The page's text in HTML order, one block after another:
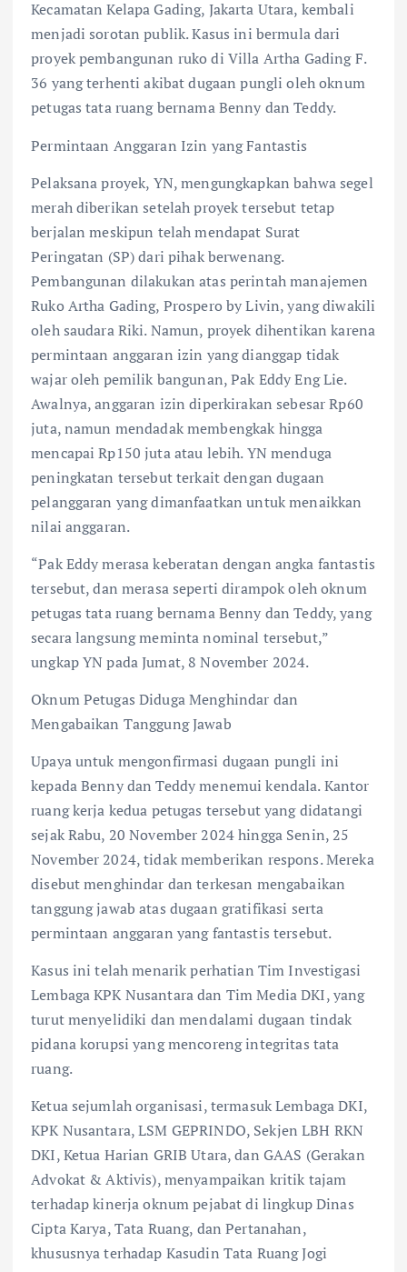
Kecamatan Kelapa Gading, Jakarta Utara, kembali
menjadi sorotan publik. Kasus ini bermula dari
proyek pembangunan ruko di Villa Artha Gading F.
36 yang terhenti akibat dugaan pungli oleh oknum
petugas tata ruang bernama Benny dan Teddy.
Permintaan Anggaran Izin yang Fantastis
Pelaksana proyek, YN, mengungkapkan bahwa segel
merah diberikan setelah proyek tersebut tetap
berjalan meskipun telah mendapat Surat
Peringatan (SP) dari pihak berwenang.
Pembangunan dilakukan atas perintah manajemen
Ruko Artha Gading, Prospero by Livin, yang diwakili
oleh saudara Riki. Namun, proyek dihentikan karena
permintaan anggaran izin yang dianggap tidak
wajar oleh pemilik bangunan, Pak Eddy Eng Lie.
Awalnya, anggaran izin diperkirakan sebesar Rp60
juta, namun mendadak membengkak hingga
mencapai Rp150 juta atau lebih. YN menduga
peningkatan tersebut terkait dengan dugaan
pelanggaran yang dimanfaatkan untuk menaikkan
nilai anggaran.
“Pak Eddy merasa keberatan dengan angka fantastis
tersebut, dan merasa seperti dirampok oleh oknum
petugas tata ruang bernama Benny dan Teddy, yang
secara langsung meminta nominal tersebut,”
ungkap YN pada Jumat, 8 November 2024.
Oknum Petugas Diduga Menghindar dan
Mengabaikan Tanggung Jawab
Upaya untuk mengonfirmasi dugaan pungli ini
kepada Benny dan Teddy menemui kendala. Kantor
ruang kerja kedua petugas tersebut yang didatangi
sejak Rabu, 20 November 2024 hingga Senin, 25
November 2024, tidak memberikan respons. Mereka
disebut menghindar dan terkesan mengabaikan
tanggung jawab atas dugaan gratifikasi serta
permintaan anggaran yang fantastis tersebut.
Kasus ini telah menarik perhatian Tim Investigasi
Lembaga KPK Nusantara dan Tim Media DKI, yang
turut menyelidiki dan mendalami dugaan tindak
pidana korupsi yang mencoreng integritas tata
ruang.
Ketua sejumlah organisasi, termasuk Lembaga DKI,
KPK Nusantara, LSM GEPRINDO, Sekjen LBH RKN
DKI, Ketua Harian GRIB Utara, dan GAAS (Gerakan
Advokat & Aktivis), menyampaikan kritik tajam
terhadap kinerja oknum pejabat di lingkup Dinas
Cipta Karya, Tata Ruang, dan Pertanahan,
khususnya terhadap Kasudin Tata Ruang Jogi